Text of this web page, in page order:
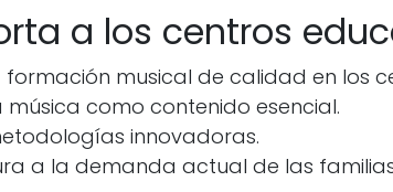
a los centros
formación musical de calidad en los
música como contenido esencial.
innovadoras.
a la demanda actual de las